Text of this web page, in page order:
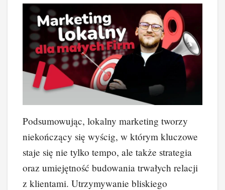
Podsumowując, lokalny marketing tworzy
niekończący się wyścig, w którym kluczowe
staje się nie tylko tempo, ale także strategia
oraz umiejętność budowania trwałych relacji
z klientami. Utrzymywanie bliskiego